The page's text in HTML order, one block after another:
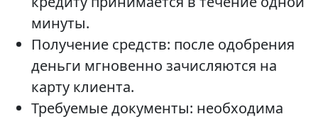
минуты.
Получение средств: после одобрения
деньги мгновенно зачисляются на
карту клиента.
Требуемые документы: необходима